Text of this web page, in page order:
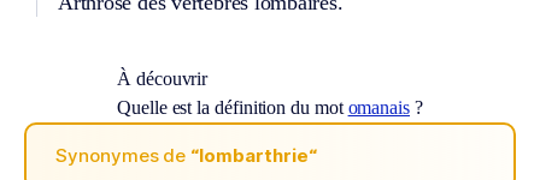
À découvrir
Quelle est la définition du mot omanais ?
Synonymes de “lombarthrie“